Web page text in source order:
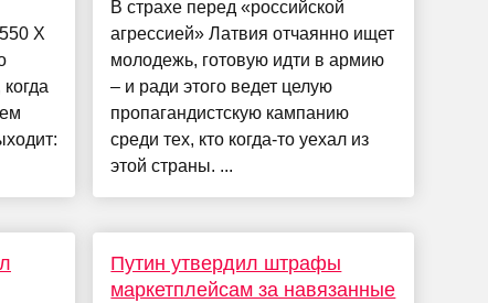
X
В страхе перед «российской
агрессией» Латвия отчаянно ищет
молодежь, готовую идти в армию
– и ради этого ведет целую
пропагандистскую кампанию
среди тех, кто когда-то уехал из
этой страны. ...
Путин утвердил штрафы
маркетплейсам за навязанные